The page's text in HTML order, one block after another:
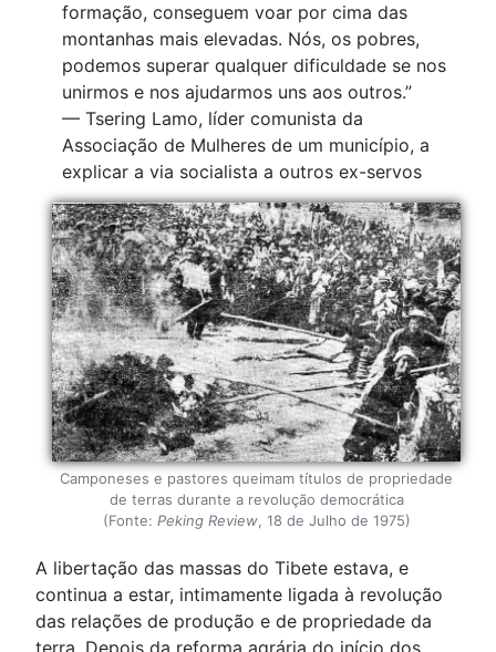
formação, conseguem voar por cima das
montanhas mais elevadas. Nós, os pobres,
podemos superar qualquer dificuldade se nos
unirmos e nos ajudarmos uns aos outros.”
— Tsering Lamo, líder comunista da
Associação de Mulheres de um município, a
explicar a via socialista a outros ex-servos
Camponeses e pastores queimam títulos de propriedade
de terras durante a revolução democrática
(Fonte: Peking Review, 18 de Julho de 1975)
A libertação das massas do Tibete estava, e
continua a estar, intimamente ligada à revolução
das relações de produção e de propriedade da
terra. Depois da reforma agrária do início dos